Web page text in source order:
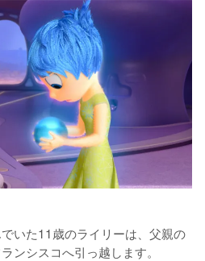
いた11歳のライリーは、父親の
ンシスコへ引っ越します。